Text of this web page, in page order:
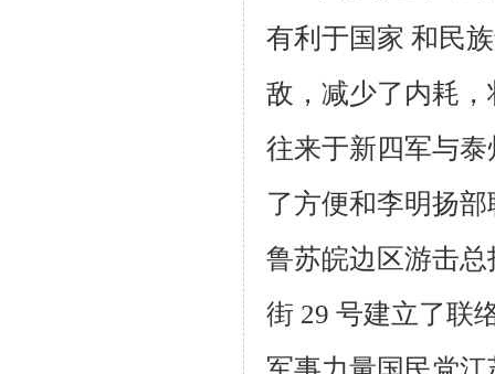
有利于国家 和民
敌，减少了内耗
往来于新四军与
了方便和李明扬
鲁苏皖边区游击
街 29 号建立了联